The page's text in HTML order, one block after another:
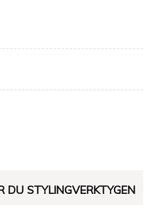
DU STYLINGVERKTYGEN